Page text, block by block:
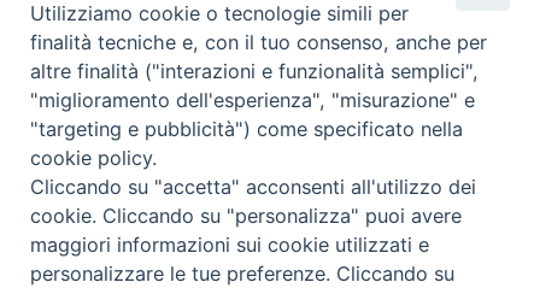
Contatti
via in Lucina 16/a, 00186 Roma
tel: 0668802874
fax: 0645449621
email: ucsi@ucsi.it
Redazione centrale
Utilizziamo cookie o tecnologie simili per
finalità tecniche e, con il tuo consenso, anche per
altre finalità ("interazioni e funzionalità semplici",
"miglioramento dell'esperienza", "misurazione" e
"targeting e pubblicità") come specificato nella
cookie policy.
Cliccando su "accetta" acconsenti all'utilizzo dei
cookie. Cliccando su "personalizza" puoi avere
maggiori informazioni sui cookie utilizzati e
personalizzare le tue preferenze. Cliccando su